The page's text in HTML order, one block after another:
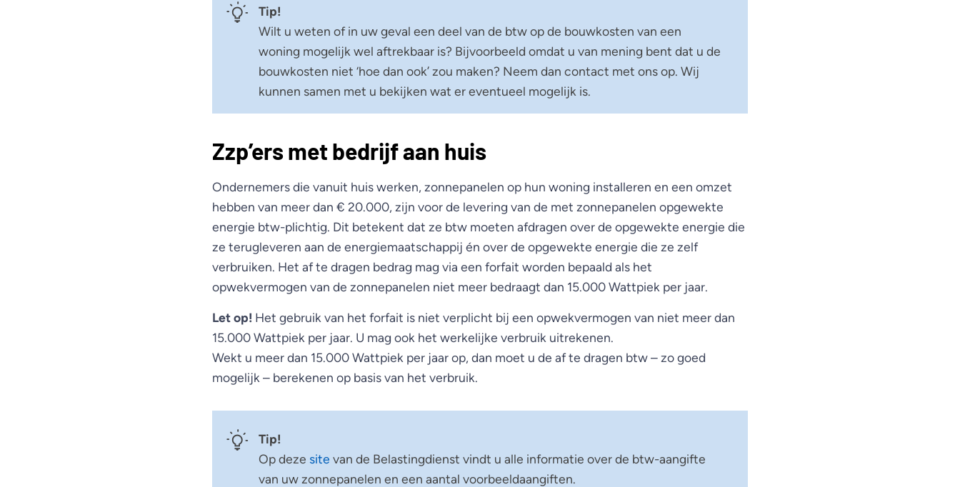
Tip!
Wilt u weten of in uw geval een deel van de btw op de bouwkosten van een
woning mogelijk wel aftrekbaar is? Bijvoorbeeld omdat u van mening bent dat u de
bouwkosten niet ‘hoe dan ook’ zou maken? Neem dan contact met ons op. Wij
kunnen samen met u bekijken wat er eventueel mogelijk is.
Zzp’ers met bedrijf aan huis
Ondernemers die vanuit huis werken, zonnepanelen op hun woning installeren en een omzet
hebben van meer dan € 20.000, zijn voor de levering van de met zonnepanelen opgewekte
energie btw-plichtig. Dit betekent dat ze btw moeten afdragen over de opgewekte energie die
ze terugleveren aan de energiemaatschappij én over de opgewekte energie die ze zelf
verbruiken. Het af te dragen bedrag mag via een forfait worden bepaald als het
opwekvermogen van de zonnepanelen niet meer bedraagt dan 15.000 Wattpiek per jaar.
Let op! Het gebruik van het forfait is niet verplicht bij een opwekvermogen van niet meer dan
15.000 Wattpiek per jaar. U mag ook het werkelijke verbruik uitrekenen.
Wekt u meer dan 15.000 Wattpiek per jaar op, dan moet u de af te dragen btw – zo goed
mogelijk – berekenen op basis van het verbruik.
Tip!
Op deze site van de Belastingdienst vindt u alle informatie over de btw-aangifte
van uw zonnepanelen en een aantal voorbeeldaangiften.